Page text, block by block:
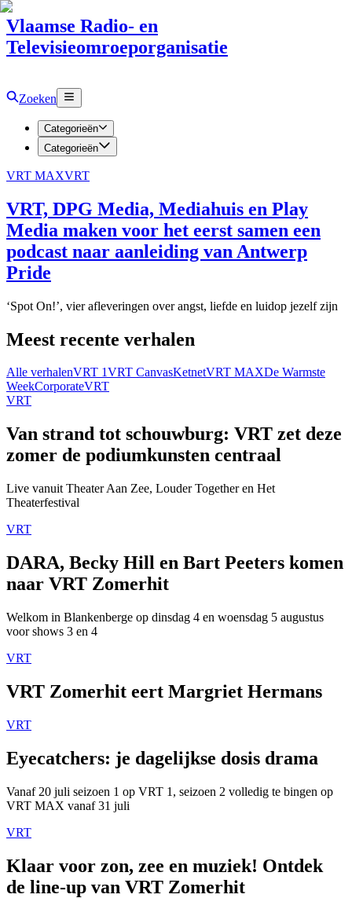
Vlaamse Radio- en
Televisieomroeporganisatie
Zoeken
Categorieën
Categorieën
VRT MAXVRT
VRT, DPG Media, Mediahuis en Play
Media maken voor het eerst samen een
podcast naar aanleiding van Antwerp
Pride
‘Spot On!’, vier afleveringen over angst, liefde en luidop jezelf zijn
Meest recente verhalen
Alle verhalenVRT 1VRT CanvasKetnetVRT MAXDe Warmste
WeekCorporateVRT
VRT
Van strand tot schouwburg: VRT zet deze
zomer de podiumkunsten centraal
Live vanuit Theater Aan Zee, Louder Together en Het
Theaterfestival
VRT
DARA, Becky Hill en Bart Peeters komen
naar VRT Zomerhit
Welkom in Blankenberge op dinsdag 4 en woensdag 5 augustus
voor shows 3 en 4
VRT
VRT Zomerhit eert Margriet Hermans
VRT
Eyecatchers: je dagelijkse dosis drama
Vanaf 20 juli seizoen 1 op VRT 1, seizoen 2 volledig te bingen op
VRT MAX vanaf 31 juli
VRT
Klaar voor zon, zee en muziek! Ontdek
de line-up van VRT Zomerhit